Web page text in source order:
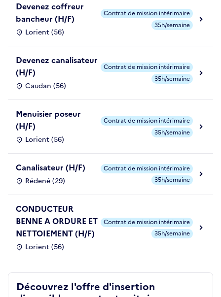
Devenez coffreur
bancheur (H/F)
Lorient (56)
Contrat de mission intérimaire
35h/semaine
Devenez canalisateur
(H/F)
Caudan (56)
Contrat de mission intérimaire
35h/semaine
Menuisier poseur
(H/F)
Lorient (56)
Contrat de mission intérimaire
35h/semaine
Canalisateur (H/F)
Rédené (29)
Contrat de mission intérimaire
35h/semaine
CONDUCTEUR
BENNE A ORDURE ET
NETTOIEMENT (H/F)
Lorient (56)
Contrat de mission intérimaire
35h/semaine
Découvrez l'offre d'insertion